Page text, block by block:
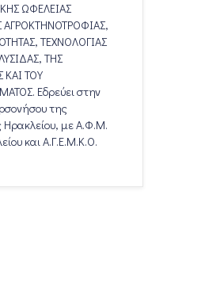
ΩΦΕΛΕΙΑΣ
ΑΓΡΟΚΤΗΝΟΤΡΟΦΙΑΣ,
ΤΕΧΝΟΛΟΓΙΑΣ
ΤΗΣ
ΚΑΙ ΤΟΥ
Εδρεύει στην
της
Ηρακλείου, με Α.Φ.Μ.
και Α.Γ.Ε.Μ.Κ.Ο.